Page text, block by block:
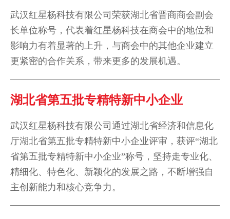
武汉红星杨科技有限公司荣获湖北省晋商商会副会
长单位称号，代表着红星杨科技在商会中的地位和
影响力有着显著的上升，与商会中的其他企业建立
更紧密的合作关系，带来更多的发展机遇。
湖北省第五批专精特新中小企业
武汉红星杨科技有限公司通过湖北省经济和信息化
厅湖北省第五批专精特新中小企业评审，获评“湖北
省第五批专精特新中小企业”称号，坚持走专业化、
精细化、特色化、新颖化的发展之路，不断增强自
主创新能力和核心竞争力。